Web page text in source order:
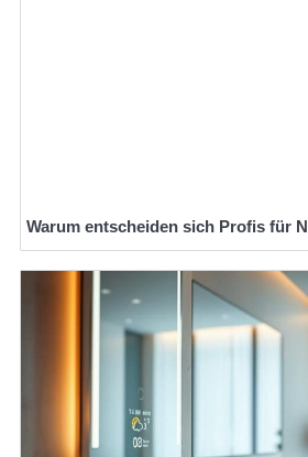
Warum entscheiden sich Profis für